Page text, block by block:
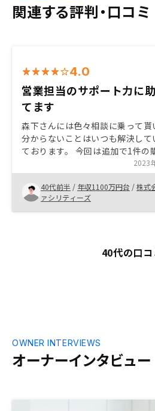
関連する評判・口コミ
4.0
営業担当のサポート力に
てます
森下さんには色々相談に乗って貰
分からないことはいつも解決して
ております。 今回は追加で1件の
りましたが、出来ればもう1件来
入出来ればなと考えています 確
時期ですが、サポートも充実して
も良いです
2023
40代前半 / 年収1100万円台 /株式
ァシリティーズ
40代の口
オーナーインタビュー
OWNER INTERVIEWS